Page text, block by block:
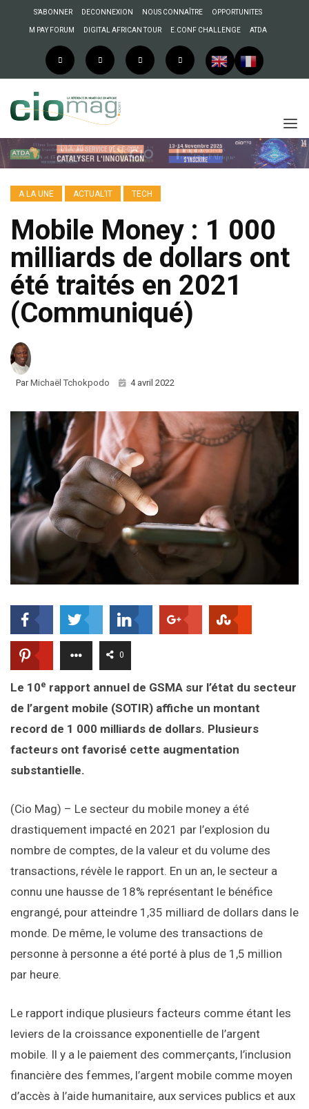
S’ABONNER DECONNEXION NOUS CONNAÎTRE OPPORTUNITES
M PAY FORUM DIGITAL AFRICAN TOUR E.CONF CHALLENGE ATDA
A LA UNE ACTUAL’IT TECH
Mobile Money : 1 000
milliards de dollars ont
été traités en 2021
(Communiqué)
ParMichaël Tchokpodo 4 avril 2022
0
Le 10e rapport annuel de GSMA sur l’état du secteur
de l’argent mobile (SOTIR) affiche un montant
record de 1 000 milliards de dollars. Plusieurs
facteurs ont favorisé cette augmentation
substantielle.
(Cio Mag) – Le secteur du mobile money a été
drastiquement impacté en 2021 par l’explosion du
nombre de comptes, de la valeur et du volume des
transactions, révèle le rapport. En un an, le secteur a
connu une hausse de 18% représentant le bénéfice
engrangé, pour atteindre 1,35 milliard de dollars dans le
monde. De même, le volume des transactions de
personne à personne a été porté à plus de 1,5 million
par heure.
Le rapport indique plusieurs facteurs comme étant les
leviers de la croissance exponentielle de l’argent
mobile. Il y a le paiement des commerçants, l’inclusion
financière des femmes, l’argent mobile comme moyen
d’accès à l’aide humanitaire, aux services publics et aux